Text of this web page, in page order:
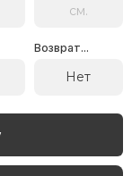
Возврат...
Нет